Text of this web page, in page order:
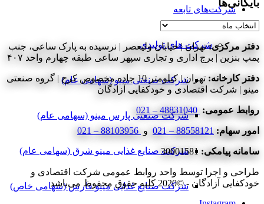
شرکت‌های تابعه
شرکت های تولیدی
شرکت صنعتی مینو (سهامی عام)
شرکت صنعتی پارس مینو (سهامی عام)
شرکت صنایع غذایی مینو شرق (سهامی عام)
شرکت صنایع غذایی مینو فارس (سهامی خاص)
بایگانی‌ها
دفتر مرکزی:تهران | خیابان ولیعصر | نرسیده به پارک ساعی، جنب
پمپ بنزین | برج اداری و تجاری سپهر ساعی طبقه چهارم واحد ۴۰۷
دفتر کارخانه:
تهران | کیلومتر 10 جاده مخصوص کرج | گروه صنعتی
مینو | شرکت اقتصادی و خودکفایی آزادگان
روابط عمومی:
امور سهام: 88558121 – 021 و
سامانه پیامکی:
طراحی و اجرا توسط واحد روابط عمومی شرکت اقتصادی و
خودکفایی آزادگان - ©2020 کلیه حقوق محفوظ می‌باشد